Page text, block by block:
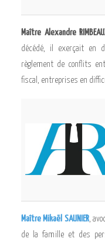
Maître Alexandre
décédé, il exerçait en
règlement de conflits
fiscal, entreprises en
Maître Mikaël SAUNIER,
de la famille et des